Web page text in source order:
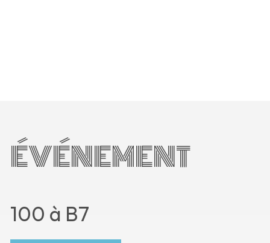
ÉVÉNEMENT
100 à B7